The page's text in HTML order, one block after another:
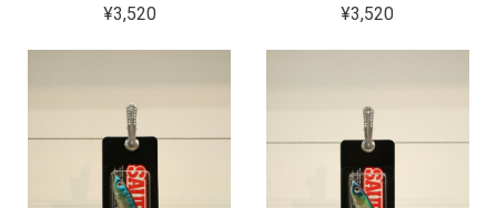
¥3,520 ¥3,520